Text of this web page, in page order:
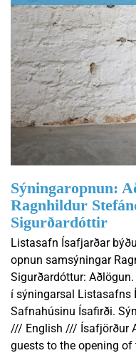
Sýningaropnun:
Ragnhildur
Sigurðardóttir
Listasafn Ísafjarðar
opnun samsýningar
Sigurðardóttur:
í sýningarsal
Safnahúsinu Ísafirði.
/// English /// Ísafjörður
guests to the opening